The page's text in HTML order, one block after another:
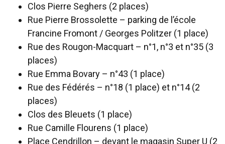
Clos Pierre Seghers (2 places)
Rue Pierre Brossolette – parking de l’école
Francine Fromont / Georges Politzer (1 place)
Rue des Rougon-Macquart – n°1, n°3 et n°35 (3
places)
Rue Emma Bovary – n°43 (1 place)
Rue des Fédérés – n°18 (1 place) et n°14 (2
places)
Clos des Bleuets (1 place)
Rue Camille Flourens (1 place)
Place Cendrillon – devant le magasin Super U (2